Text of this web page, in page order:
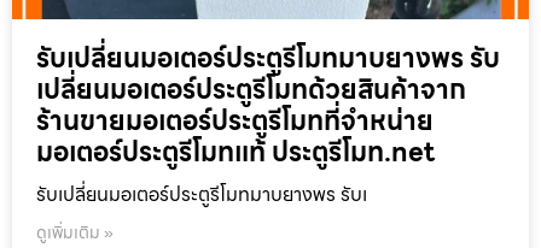
รับเปลี่ยนมอเตอร์ประตูรีโมทมาบยางพร รับ
เปลี่ยนมอเตอร์ประตูรีโมทด้วยสินค้าจาก
ร้านขายมอเตอร์ประตูรีโมทที่จำหน่าย
มอเตอร์ประตูรีโมทแท้ ประตูรีโมท.net
รับเปลี่ยนมอเตอร์ประตูรีโมทมาบยางพร รับเ
ดูเพิ่มเติม »